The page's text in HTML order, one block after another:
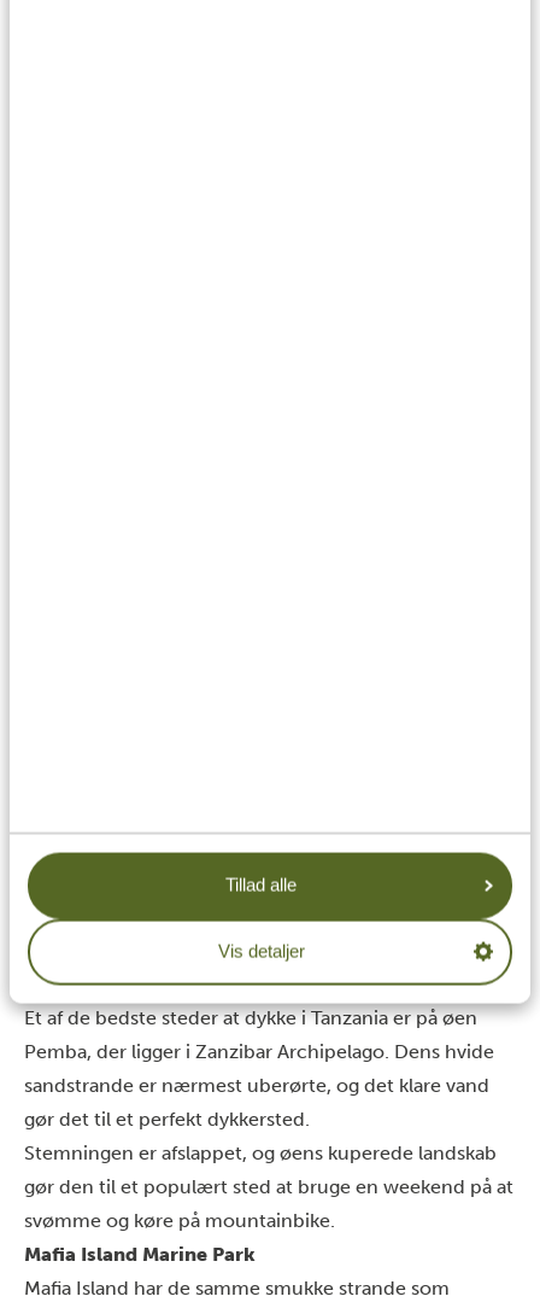
Tillad alle
Vis detaljer
Et af de bedste steder at dykke i Tanzania er påøen
Pemba, der ligger i Zanzibar Archipelago. Dens hvide
sandstrande er nærmest uberørte, og det klare vand
gør det til et perfekt dykkersted.
Stemningen er afslappet, og øens kuperede landskab
gør den til et populært sted at bruge en weekend på at
svømme og køre på mountainbike.
Mafia Island Marine Park
Mafia Island har de samme smukke strande som